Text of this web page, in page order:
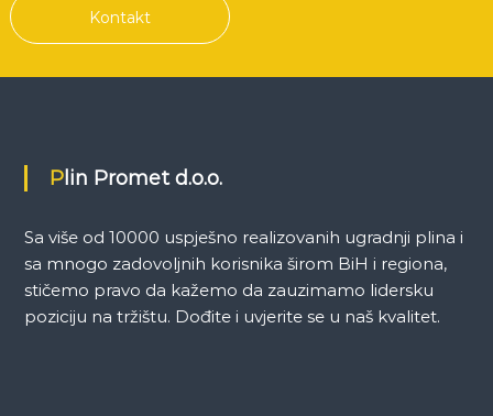
Kontakt
Plin Promet d.o.o.
Sa više od 10000 uspješno realizovanih ugradnji plina i
sa mnogo zadovoljnih korisnika širom BiH i regiona,
stičemo pravo da kažemo da zauzimamo lidersku
poziciju na tržištu. Dođite i uvjerite se u naš kvalitet.